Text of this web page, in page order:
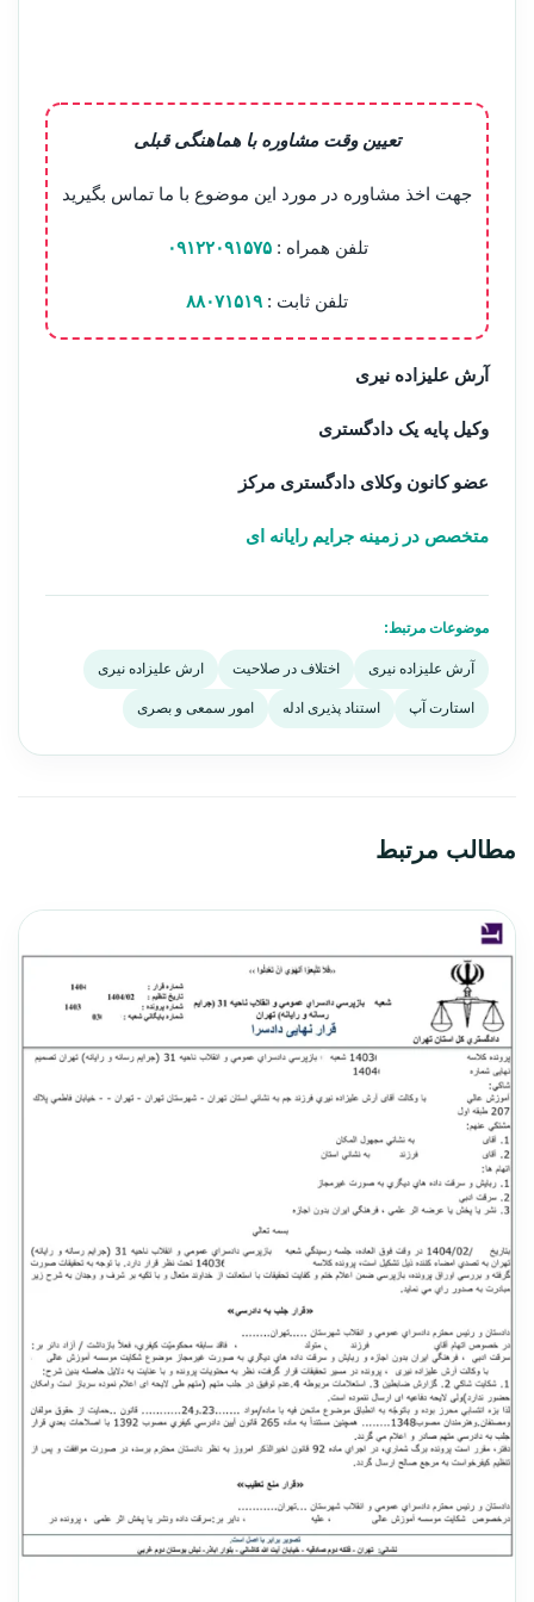
تعیین وقت مشاوره با هماهنگی قبلی
جهت اخذ مشاوره در مورد این موضوع با ما تماس بگیرید
تلفن همراه :۰۹۱۲۲۰۹۱۵۷۵
تلفن ثابت : ۸۸۰۷۱۵۱۹
آرش علیزاده نیری
وکیل پایه یک دادگستری
عضو کانون وکلای دادگستری مرکز
متخصص در زمینه جرایم رایانه ای
موضوعات مرتبط:
آرش علیزاده نیری اختلاف در صلاحیت ارش علیزاده نیری
استارت آپ استناد پذیری ادله امور سمعی و بصری
مطالب مرتبط